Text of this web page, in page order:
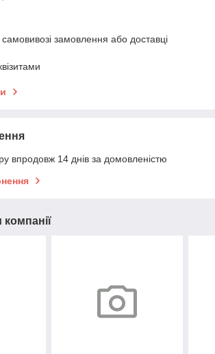
замовлення або доставці
впродовж 14 днів за домовленістю
компанії